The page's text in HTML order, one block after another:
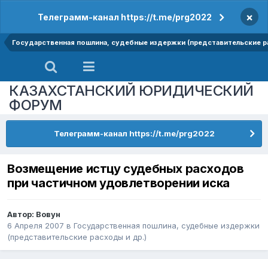
Телеграмм-канал https://t.me/prg2022 ×
Государственная пошлина, судебные издержки (представительские
КАЗАХСТАНСКИЙ ЮРИДИЧЕСКИЙ
ФОРУМ
Телеграмм-канал https://t.me/prg2022
Возмещение истцу судебных расходов
при частичном удовлетворении иска
Автор: Вовун
6 Апреля 2007 в Государственная пошлина, судебные издержки
(представительские расходы и др.)